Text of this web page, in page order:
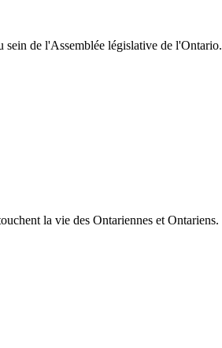
sein de l'Assemblée législative de l'Ontario.
la vie des Ontariennes et Ontariens.